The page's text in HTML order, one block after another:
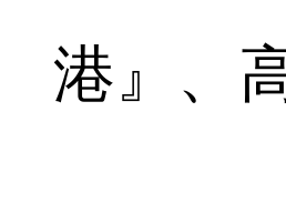
港』、